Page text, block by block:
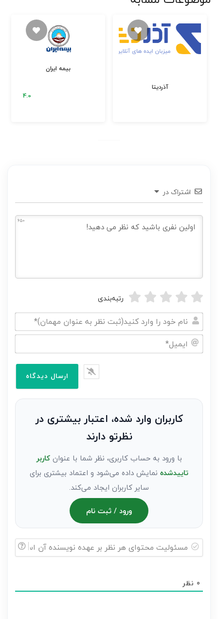
بیمه ایران
آذردیتا
اشتراک در
650
رتبه‌بندی
نام
خود
نظر
کاربران وارد شده، اعتبار بیشتری در
نظرتو دارند
با ورود به حساب کاربری، نظر شما با عنوانکاربر
تاییدشده نمایش داده می‌شود و اعتماد بیشتری برای
سایر کاربران ایجاد می‌کند.
ورود / ثبت نام
هر
0 نظر